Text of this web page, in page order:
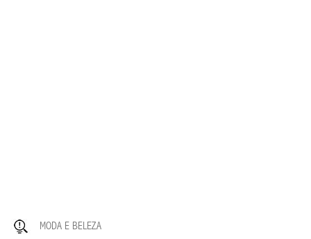
MODA E BELEZA